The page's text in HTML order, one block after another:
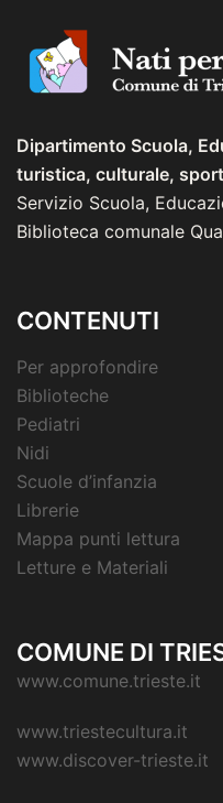
Dipartimento Scuola,
turistica, culturale,
Servizio Scuola,
Biblioteca comunale
CONTENUTI
Per approfondire
Biblioteche
Pediatri
Nidi
Scuole d’infanzia
Librerie
Mappa punti lettura
Letture e Materiali
COMUNE DI
www.comune.trieste.it
www.triestecultura.it
www.discover-trieste.it